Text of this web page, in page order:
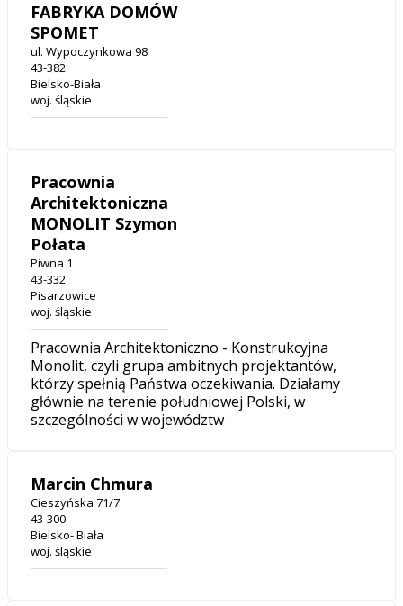
FABRYKA DOMÓW
SPOMET
ul. Wypoczynkowa 98
43-382
Bielsko-Biała
woj. śląskie
Pracownia
Architektoniczna
MONOLIT Szymon
Połata
Piwna 1
43-332
Pisarzowice
woj. śląskie
Pracownia Architektoniczno - Konstrukcyjna
Monolit, czyli grupa ambitnych projektantów,
którzy spełnią Państwa oczekiwania. Działamy
głównie na terenie południowej Polski, w
szczególności w województw
Marcin Chmura
Cieszyńska 71/7
43-300
Bielsko- Biała
woj. śląskie